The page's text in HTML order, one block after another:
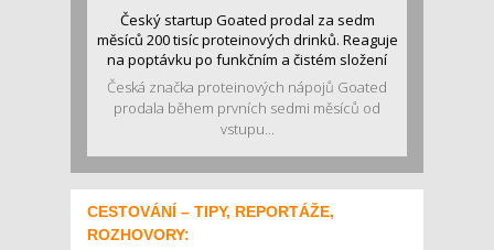
Český startup Goated prodal za sedm
měsíců 200 tisíc proteinových drinků. Reaguje
na poptávku po funkčním a čistém složení
Česká značka proteinových nápojů Goated
prodala během prvních sedmi měsíců od
vstupu...
CESTOVÁNÍ – TIPY, REPORTÁŽE,
ROZHOVORY: